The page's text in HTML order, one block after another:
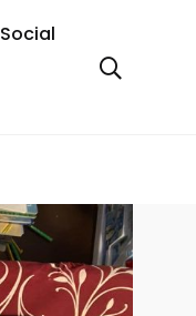
Social